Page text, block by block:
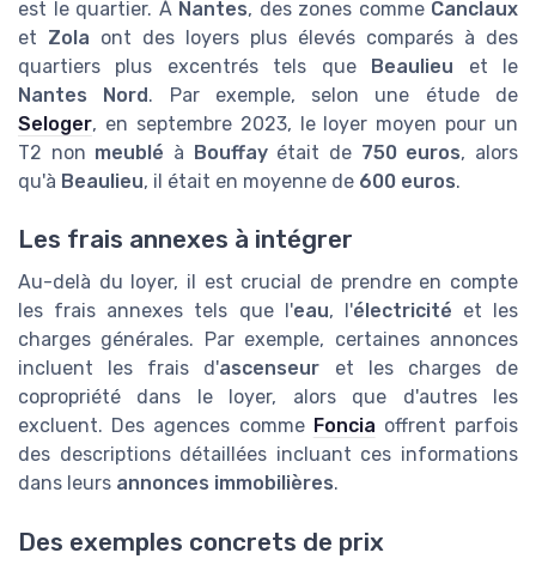
est le quartier. À Nantes, des zones comme Canclaux
et Zola ont des loyers plus élevés comparés à des
quartiers plus excentrés tels que Beaulieu et le
Nantes Nord. Par exemple, selon une étude de
Seloger, en septembre 2023, le loyer moyen pour un
T2 non meublé à Bouffayétait de 750 euros, alors
qu'à Beaulieu, il était en moyenne de 600 euros.
Les frais annexes à intégrer
Au-delà du loyer, il est crucial de prendre en compte
les frais annexes tels que l'eau, l'électricité et les
charges générales. Par exemple, certaines annonces
incluent les frais d'ascenseur et les charges de
copropriété dans le loyer, alors que d'autres les
excluent. Des agences comme Foncia offrent parfois
des descriptions détaillées incluant ces informations
dans leurs annonces immobilières.
Des exemples concrets de prix